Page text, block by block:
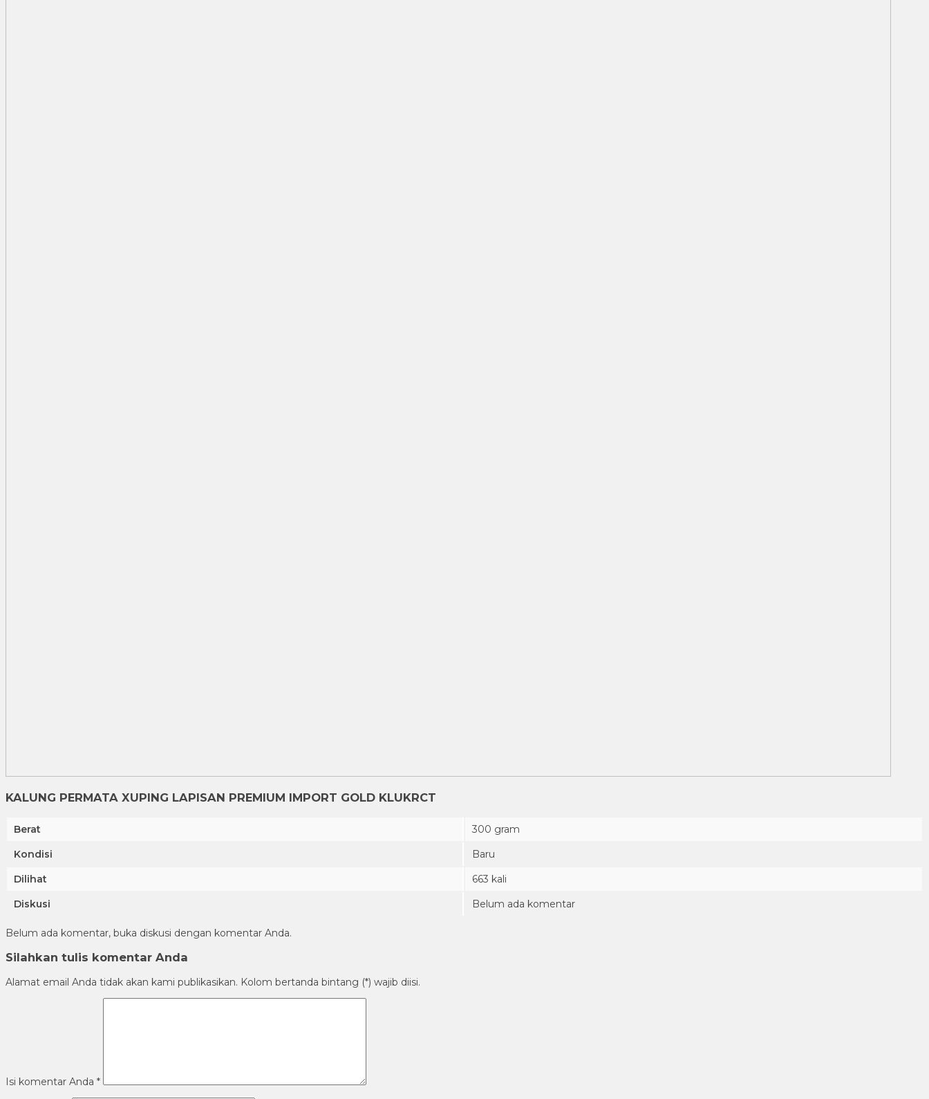
KALUNG PERMATA XUPING LAPISAN PREMIUM IMPORT GOLD KLUKRCT
Berat
300 gram
Kondisi
Baru
Dilihat
663 kali
Diskusi
Belum ada komentar
Belum ada komentar, buka diskusi dengan komentar Anda.
Silahkan tulis komentar Anda
Alamat email Anda tidak akan kami publikasikan. Kolom bertanda bintang (*) wajib diisi.
Isi komentar Anda *